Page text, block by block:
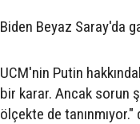
Biden Beyaz Saray'da
UCM'nin Putin
bir karar. Ancak sorun
ölçekte de tanınmıyor."